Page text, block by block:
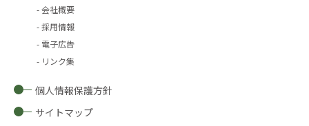
会社概要
採用情報
電子広告
リンク集
個人情報保護方針
サイトマップ